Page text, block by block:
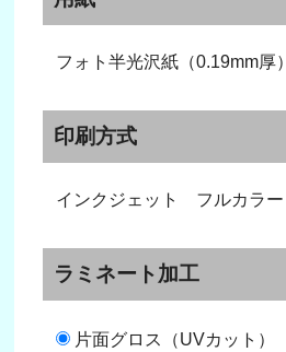
フォト半光沢紙（0.19mm厚）
印刷方式
インクジェット フルカラー
ラミネート加工
片面グロス（UVカット）